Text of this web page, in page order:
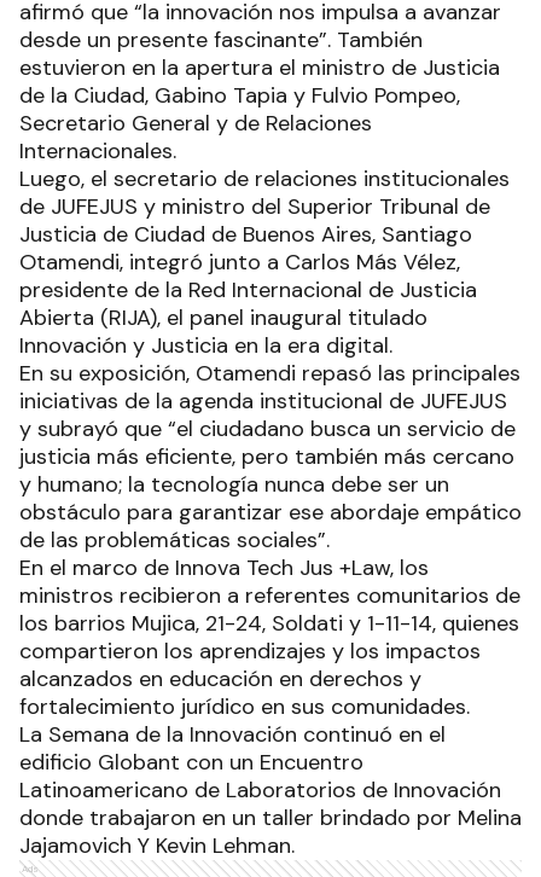
afirmó que “la innovación nos impulsa a avanzar
desde un presente fascinante”. También
estuvieron en la apertura el ministro de Justicia
de la Ciudad, Gabino Tapia y Fulvio Pompeo,
Secretario General y de Relaciones
Internacionales.
Luego, el secretario de relaciones institucionales
de JUFEJUS y ministro del Superior Tribunal de
Justicia de Ciudad de Buenos Aires, Santiago
Otamendi, integró junto a Carlos Más Vélez,
presidente de la Red Internacional de Justicia
Abierta (RIJA), el panel inaugural titulado
Innovación y Justicia en la era digital.
En su exposición, Otamendi repasó las principales
iniciativas de la agenda institucional de JUFEJUS
y subrayó que “el ciudadano busca un servicio de
justicia más eficiente, pero también más cercano
y humano; la tecnología nunca debe ser un
obstáculo para garantizar ese abordaje empático
de las problemáticas sociales”.
En el marco de Innova Tech Jus +Law, los
ministros recibieron a referentes comunitarios de
los barrios Mujica, 21-24, Soldati y 1-11-14, quienes
compartieron los aprendizajes y los impactos
alcanzados en educación en derechos y
fortalecimiento jurídico en sus comunidades.
La Semana de la Innovación continuó en el
edificio Globant con un Encuentro
Latinoamericano de Laboratorios de Innovación
donde trabajaron en un taller brindado por Melina
Jajamovich Y Kevin Lehman.
Ads